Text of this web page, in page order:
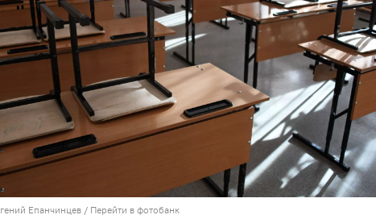
Епанчинцев / Перейти в фотобанк